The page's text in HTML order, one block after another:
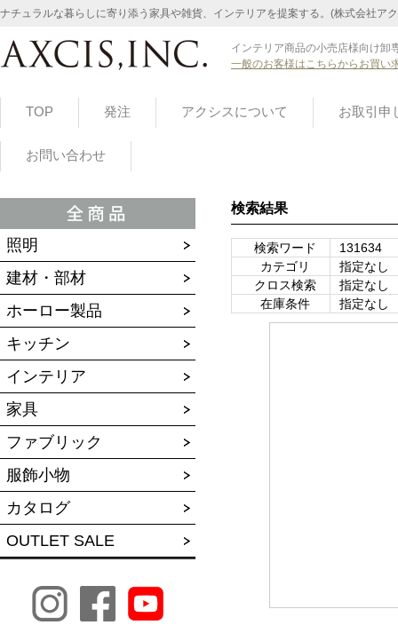
ナチュラルな暮らしに寄り添う家具や雑貨、インテリアを提案する。(株式会社ア
インテリア商品の小売店様向け卸
一般のお客様はこちらからお買い
TOP 発注 アクシスについて お取引申
お問い合わせ
照明
建材・部材
ホーロー製品
キッチン
インテリア
家具
ファブリック
服飾小物
カタログ
OUTLET SALE
検索結果
検索ワード
131634
カテゴリ
指定なし
クロス検索
指定なし
在庫条件
指定なし